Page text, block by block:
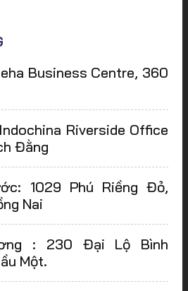
Business Centre, 360
Riverside Office
Đằng
1029 Phú Riềng Đỏ,
Nai
: 230 Đại Lộ Bình
Một.